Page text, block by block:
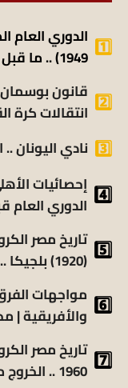
1949) .. ما قبل البداية
قانون
انتقالات كرة
نادي اليونان
إحصائيات
الدوري العام قبل
(1920) بلجيكا .. من هنا كانت البداية
مواجهات
والأفريقية |
1960 .. الخروج من دور المجموعات لأول مرة